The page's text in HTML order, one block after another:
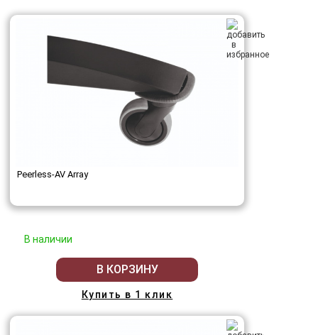
Peerless-AV Array
В наличии
В КОРЗИНУ
Купить в 1 клик